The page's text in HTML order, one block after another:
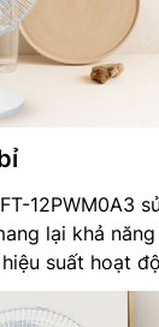
345 x 251 x
12PWM0A3
lại khả
suất hoạt